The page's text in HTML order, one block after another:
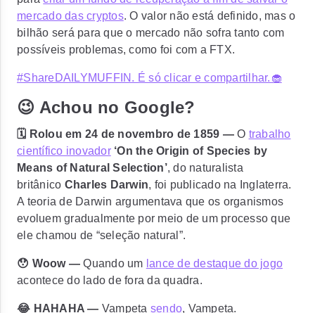
mercado das cryptos. O valor não está definido, mas o
bilhão será para que o mercado não sofra tanto com
possíveis problemas, como foi com a FTX.
#ShareDAILYMUFFIN. É só clicar e compartilhar.🧁
😉 Achou no Google?
🗓️ Rolou em 24 de novembro de 1859 —O trabalho
científico inovador‘On the Origin of Species by
Means of Natural Selection’, do naturalista
britânico Charles Darwin, foi publicado na Inglaterra.
A teoria de Darwin argumentava que os organismos
evoluem gradualmente por meio de um processo que
ele chamou de “seleção natural”.
😯 Woow —Quando um lance de destaque do jogo
acontece do lado de fora da quadra.
😂 HAHAHA — Vampeta sendo, Vampeta.